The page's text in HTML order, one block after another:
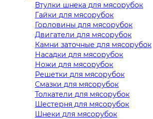
Втулки шнека для мясорубок
Гайки для мясорубок
Горловины для мясорубок
Двигатели для мясорубок
Камни заточные для мясорубок
Насадки для мясорубок
Ножи для мясорубок
Решетки для мясорубок
Смазки для мясорубок
Толкатели для мясорубок
Шестерня для мясорубок
Шнеки для мясорубок